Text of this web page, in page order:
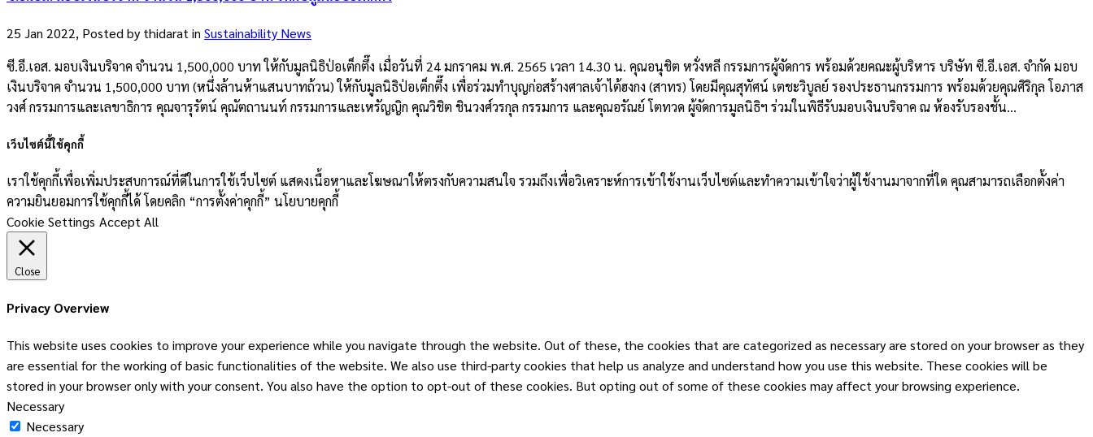
25 Jan 2022, Posted by thidaratin Sustainability News
ซี.อี.เอส. มอบเงินบริจาค จำนวน 1,500,000 บาท ให้กับมูลนิธิป่อเต็กตึ๊ง เมื่อวันที่ 24 มกราคม พ.ศ. 2565 เวลา 14.30 น. คุณอนุชิต หวั่งหลี กรรมการผู้จัดการ พร้อมด้วยคณะผู้บริหาร บริษัท ซี.อี.เอส. จำกัด มอบ
เงินบริจาค จำนวน 1,500,000 บาท (หนึ่งล้านห้าแสนบาทถ้วน) ให้กับมูลนิธิป่อเต็กตึ๊ง เพื่อร่วมทำบุญก่อสร้างศาลเจ้าไต้ฮงกง (สาทร) โดยมีคุณสุทัศน์ เตชะวิบูลย์ รองประธานกรรมการ พร้อมด้วยคุณศิริกุล โอภาส
วงศ์ กรรมการและเลขาธิการ คุณจารุรัตน์ คุณัตถานนท์ กรรมการและเหรัญญิก คุณวิชิต ชินวงศ์วรกุล กรรมการ และคุณอรัณย์ โตทวด ผู้จัดการมูลนิธิฯ ร่วมในพิธีรับมอบเงินบริจาค ณ ห้องรับรองชั้น...
เว็บไซต์นี้ใช้คุกกี้
เราใช้คุกกี้เพื่อเพิ่มประสบการณ์ที่ดีในการใช้เว็บไซต์ แสดงเนื้อหาและโฆษณาให้ตรงกับความสนใจ รวมถึงเพื่อวิเคราะห์การเข้าใช้งานเว็บไซต์และทำความเข้าใจว่าผู้ใช้งานมาจากที่ใด คุณสามารถเลือกตั้งค่า
ความยินยอมการใช้คุกกี้ได้ โดยคลิก “การตั้งค่าคุกกี้” นโยบายคุกกี้
Cookie Settings Accept All
Close
Privacy Overview
This website uses cookies to improve your experience while you navigate through the website. Out of these, the cookies that are categorized as necessary are stored on your browser as they
are essential for the working of basic functionalities of the website. We also use third-party cookies that help us analyze and understand how you use this website. These cookies will be
stored in your browser only with your consent. You also have the option to opt-out of these cookies. But opting out of some of these cookies may affect your browsing experience.
Necessary
Necessary